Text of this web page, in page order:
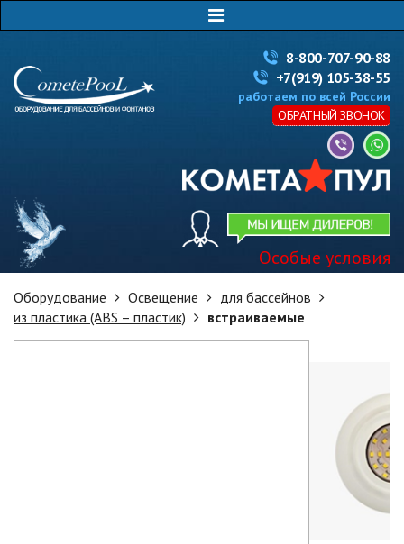
8-800-707-90-88
+7(919) 105-38-55
работаем по всей России
ОБРАТНЫЙ ЗВОНОК
Особые условия
Оборудование Освещение
для бассейнов
из пластика (ABS – пластик)
встраиваемые